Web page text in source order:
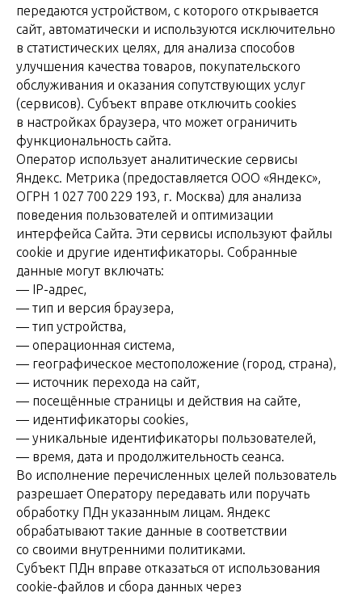
передаются устройством, с которого открывается
сайт, автоматически и используются исключительно
в статистических целях, для анализа способов
улучшения качества товаров, покупательского
обслуживания и оказания сопутствующих услуг
(сервисов). Субъект вправе отключить cookies
в настройках браузера, что может ограничить
функциональность сайта.
Оператор использует аналитические сервисы
Яндекс. Метрика (предоставляется ООО «Яндекс»,
ОГРН 1 027 700 229 193, г. Москва) для анализа
поведения пользователей и оптимизации
интерфейса Сайта. Эти сервисы используют файлы
cookie и другие идентификаторы. Собранные
данные могут включать:
— IP-адрес,
— тип и версия браузера,
— тип устройства,
— операционная система,
— географическое местоположение (город, страна),
— источник перехода на сайт,
— посещённые страницы и действия на сайте,
— идентификаторы cookies,
— уникальные идентификаторы пользователей,
— время, дата и продолжительность сеанса.
Во исполнение перечисленных целей пользователь
разрешает Оператору передавать или поручать
обработку ПДн указанным лицам. Яндекс
обрабатывают такие данные в соответствии
со своими внутренними политиками.
Субъект ПДн вправе отказаться от использования
cookie-файлов и сбора данных через